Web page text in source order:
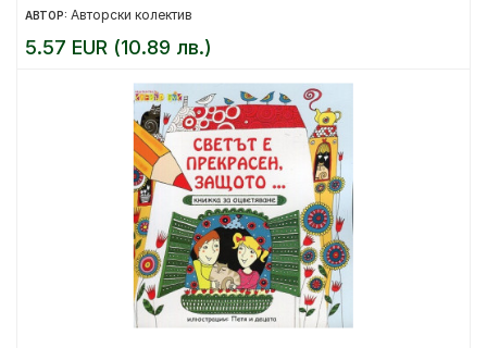
АВТОР: Авторски колектив
5.57 EUR (10.89 лв.)